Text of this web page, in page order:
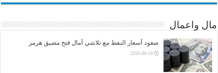
مال واعمال
صعود أسعار النفط مع تلاشي آمال فتح مضيق هرمز
2026-08-10